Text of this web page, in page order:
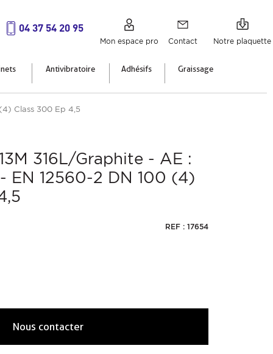
04 37 54 20 95
Mon espace pro Contact Notre plaquette
Antivibratoire Adhésifs Graissage
Class 300 Ep 4,5
316L/Graphite - AE :
EN 12560-2 DN 100 (4)
REF : 17654
Nous contacter